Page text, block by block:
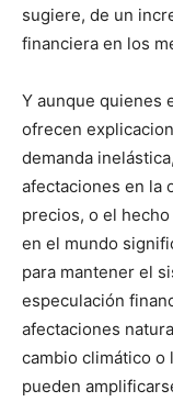
sugiere, de un
financiera en los
Y aunque quienes
ofrecen
demanda
afectaciones en la
precios, o el
en el mundo
para mantener el
especulación
afectaciones
cambio climático o
pueden